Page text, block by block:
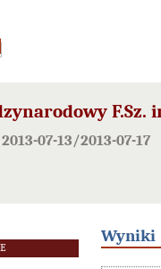
F.Sz.
07-13/2013-07-17
Wyniki